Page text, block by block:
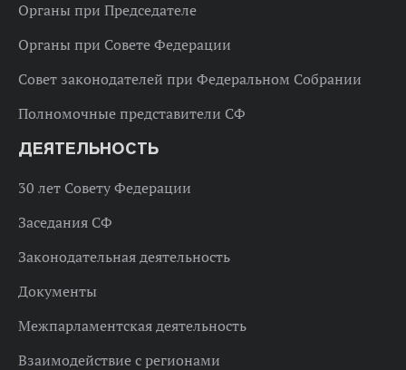
Органы при Председателе
Органы при Совете Федерации
Совет законодателей при Федеральном Собрании
Полномочные представители СФ
ДЕЯТЕЛЬНОСТЬ
30 лет Совету Федерации
Заседания СФ
Законодательная деятельность
Документы
Межпарламентская деятельность
Взаимодействие с регионами